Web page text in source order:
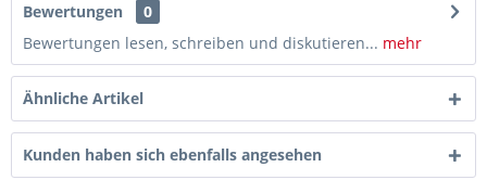
Bewertungen
0
Bewertungen lesen, schreiben und diskutieren... mehr
Ähnliche Artikel
Kunden haben sich ebenfalls angesehen